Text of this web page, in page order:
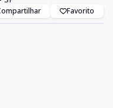
Favorito